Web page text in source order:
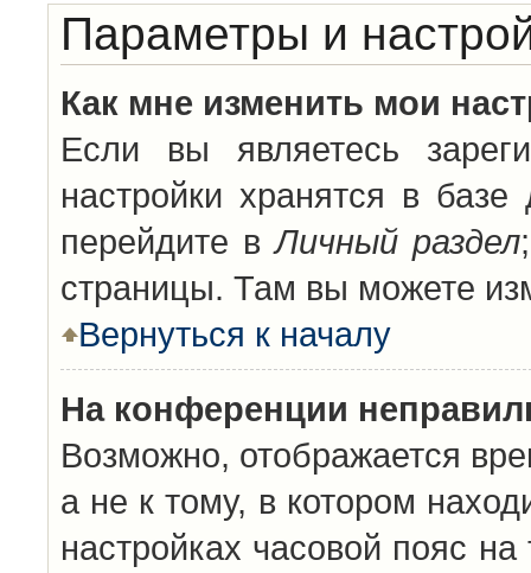
Параметры и
Как мне изменить мои
Если вы являетесь
настройки хранятся в
перейдите вЛичный раздел
страницы. Там вы можете
Вернуться к началу
На конференции
Возможно, отображается
а не к тому, в котором
настройках часовой пояс